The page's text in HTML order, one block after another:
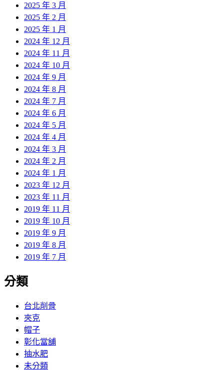
2025 年 3 月
2025 年 2 月
2025 年 1 月
2024 年 12 月
2024 年 11 月
2024 年 10 月
2024 年 9 月
2024 年 8 月
2024 年 7 月
2024 年 6 月
2024 年 5 月
2024 年 4 月
2024 年 3 月
2024 年 2 月
2024 年 1 月
2023 年 12 月
2023 年 11 月
2019 年 11 月
2019 年 10 月
2019 年 9 月
2019 年 8 月
2019 年 7 月
分類
台北削骨
夾克
帽子
彰化當舖
抽水肥
未分類